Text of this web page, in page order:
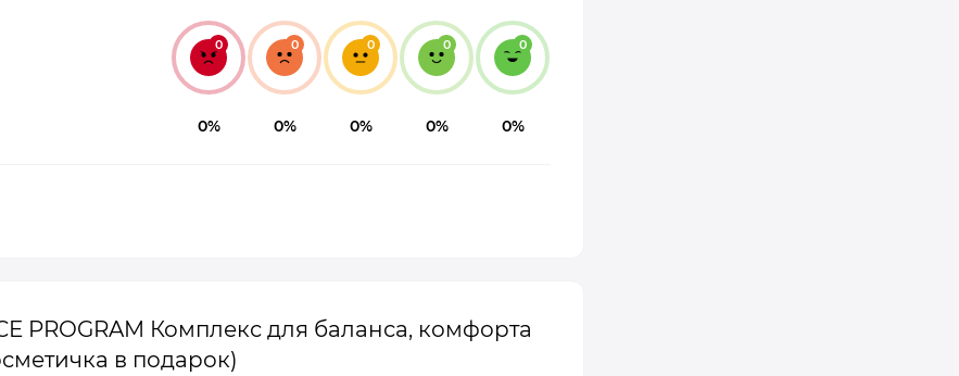
0
0%
0
0%
0
0%
0
0%
0
0%
PROGRAM Комплекс для баланса, комфорта
в подарок)